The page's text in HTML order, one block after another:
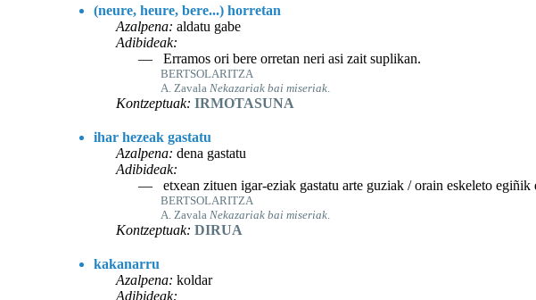
(neure, heure, bere...) horretan
Azalpena: aldatu gabe
Adibideak:
— Erramos ori bere orretan neri asi zait suplikan.
BERTSOLARITZA
A. Zavala Nekazariak bai miseriak.
Kontzeptuak: IRMOTASUNA
ihar hezeak gastatu
Azalpena: dena gastatu
Adibideak:
— etxean zituen igar-eziak gastatu arte guziak / orain eskeleto egiñik
BERTSOLARITZA
A. Zavala Nekazariak bai miseriak.
Kontzeptuak: DIRUA
kakanarru
Azalpena: koldar
Adibideak: